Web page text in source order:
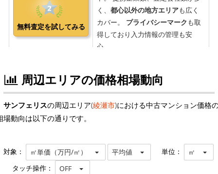
周辺エリアの価格相場動向
サンフェリスの周辺エリア(綾瀬市)における中古マンション価格
場動向は以下の通りです。
対象： ㎡単価（万円/㎡） 平均値 単位： ㎡
タッチ操作： OFF